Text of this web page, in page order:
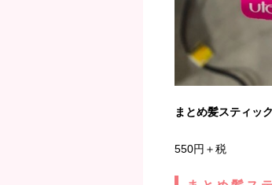
まとめ髪スティッ
550円＋税